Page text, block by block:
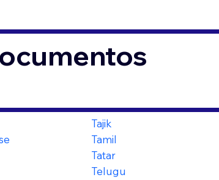
Tajik
Tamil
Tatar
Telugu